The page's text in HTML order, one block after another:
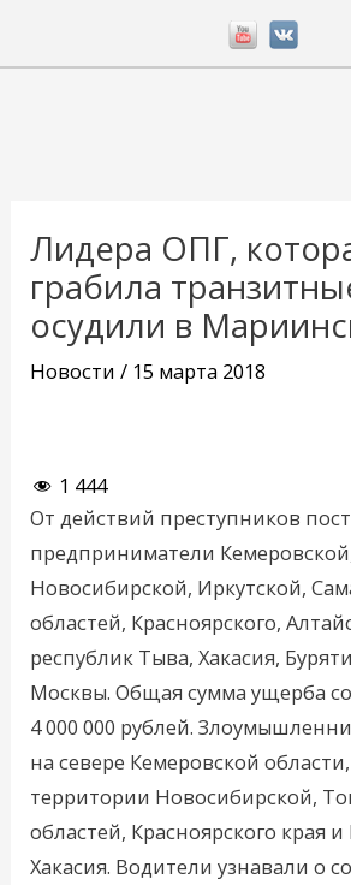
Лидера ОПГ,
грабила
осудили в
Новости / 15 марта 2018
1 444
От действий преступников
предприниматели
Новосибирской, Иркутской,
областей, Красноярского,
республик Тыва, Хакасия,
Москвы. Общая сумма ущерба
4 000 000 рублей.
на севере Кемеровской
территории Новосибирской,
областей, Красноярского края
Хакасия. Водители узнавали о
записям